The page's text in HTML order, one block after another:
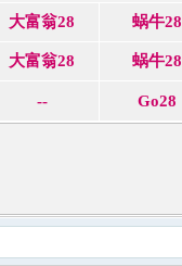
大富翁28 蜗牛28
大富翁28 蜗牛28
-- Go28